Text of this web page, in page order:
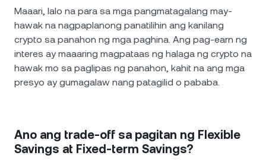
Maaari, lalo na para sa mga pangmatagalang may-
hawak na nagpaplanong panatilihin ang kanilang
crypto sa panahon ng mga paghina. Ang pag-earn ng
interes ay maaaring magpataas ng halaga ng crypto na
hawak mo sa paglipas ng panahon, kahit na ang mga
presyo ay gumagalaw nang patagilid o pababa.
Ano ang trade-off sa pagitan ng Flexible
Savings at Fixed-term Savings?